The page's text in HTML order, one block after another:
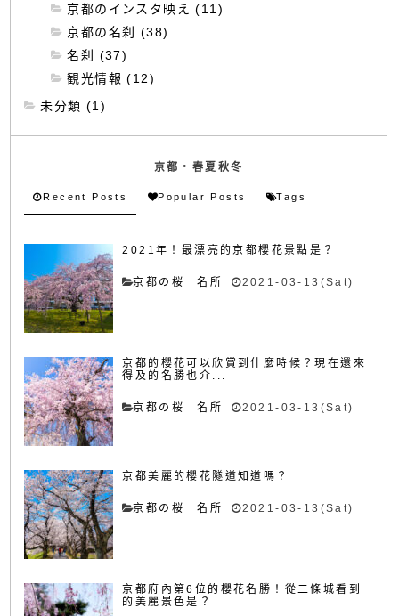
京都のインスタ映え (11)
京都の名刹 (38)
名刹 (37)
観光情報 (12)
未分類 (1)
京都・春夏秋冬
Recent Posts Popular Posts Tags
2021年！最漂亮的京都櫻花景點是？
京都の桜 名所 2021-03-13(Sat)
京都的櫻花可以欣賞到什麼時候？現在還來
得及的名勝也介...
京都の桜 名所 2021-03-13(Sat)
京都美麗的櫻花隧道知道嗎？
京都の桜 名所 2021-03-13(Sat)
京都府內第6位的櫻花名勝！從二條城看到
的美麗景色是？